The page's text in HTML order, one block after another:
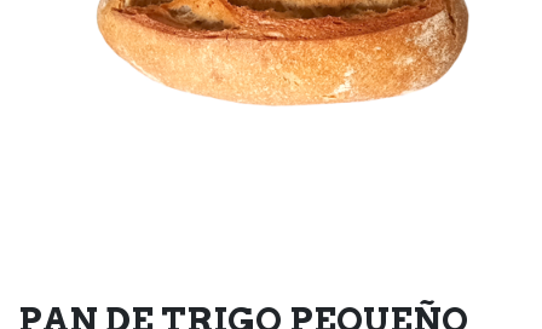
PAN DE TRIGO PEQUEÑO